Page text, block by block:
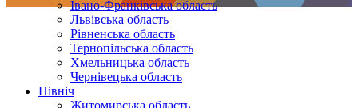
Івано-Франківська область
Львівська область
Рівненська область
Тернопільська область
Хмельницька область
Чернівецька область
Північ
Житомирська область